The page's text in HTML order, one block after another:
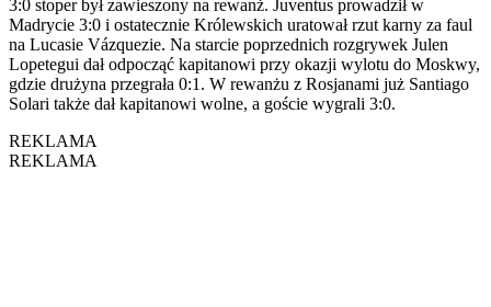
3:0 stoper był zawieszony na rewanż. Juventus prowadził w
Madrycie 3:0 i ostatecznie Królewskich uratował rzut karny za faul
na Lucasie Vázquezie. Na starcie poprzednich rozgrywek Julen
Lopetegui dał odpocząć kapitanowi przy okazji wylotu do Moskwy,
gdzie drużyna przegrała 0:1. W rewanżu z Rosjanami już Santiago
Solari także dał kapitanowi wolne, a goście wygrali 3:0.
REKLAMA
REKLAMA